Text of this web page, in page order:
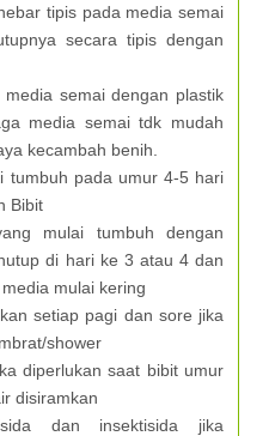
tipis pada media semai
secara tipis dengan
semai dengan plastik
media semai tdk mudah
kecambah benih.
tumbuh pada umur 4-5 hari
Bibit
mulai tumbuh dengan
di hari ke 3 atau 4 dan
mulai kering
setiap pagi dan sore jika
shower
diperlukan saat bibit umur
disiramkan
dan insektisida jika